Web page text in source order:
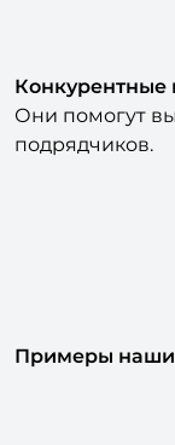
Они помогут
подрядчиков.